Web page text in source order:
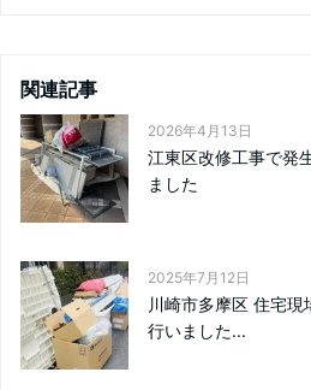
関連記事
2026年4月13日
江東区改修工事で発
ました
2025年7月12日
川崎市多摩区 住宅
行いました...